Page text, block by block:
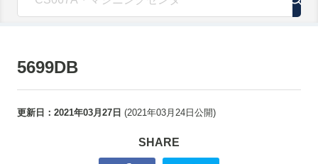
5699DB
更新日： 2021年03月27日 (2021年03月24日 公開)
SHARE